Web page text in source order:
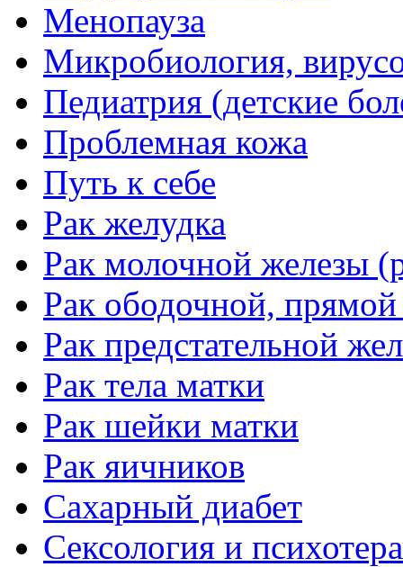
Менопауза
Микробиология,
Педиатрия (детские
Проблемная кожа
Путь к себе
Рак желудка
Рак молочной железы
Рак ободочной,
Рак предстательной
Рак тела матки
Рак шейки матки
Рак яичников
Сахарный диабет
Сексология и